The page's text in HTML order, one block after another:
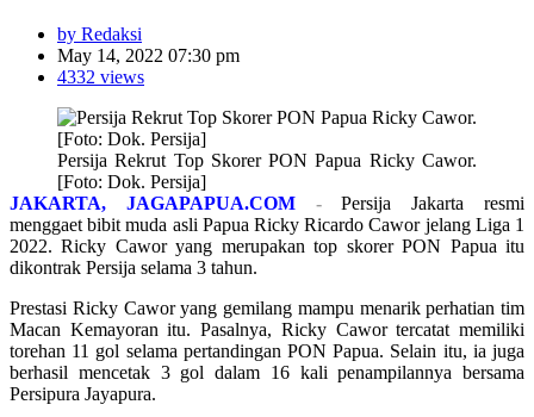
by Redaksi
May 14, 2022 07:30 pm
4332 views
Persija Rekrut Top Skorer PON Papua Ricky Cawor.
[Foto: Dok. Persija]
JAKARTA, JAGAPAPUA.COM-Persija Jakarta resmi
menggaet bibit muda asli Papua Ricky Ricardo Cawor jelang Liga 1
2022. Ricky Cawor yang merupakan top skorer PON Papua itu
dikontrak Persija selama 3 tahun.
Prestasi Ricky Cawor yang gemilang mampu menarik perhatian tim
Macan Kemayoran itu. Pasalnya, Ricky Cawor tercatat memiliki
torehan 11 gol selama pertandingan PON Papua. Selain itu, ia juga
berhasil mencetak 3 gol dalam 16 kali penampilannya bersama
Persipura Jayapura.